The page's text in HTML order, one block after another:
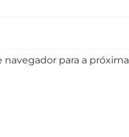
navegador para a